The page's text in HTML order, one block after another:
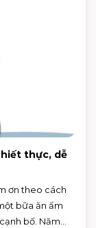
thực, dễ
ơn theo cách
bữa ăn ấm
bố. Năm